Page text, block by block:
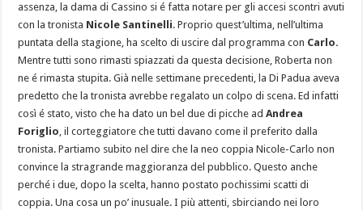
assenza, la dama di Cassino si é fatta notare per gli accesi scontri avuti
con la tronista Nicole Santinelli. Proprio quest’ultima, nell’ultima
puntata della stagione, ha scelto di uscire dal programma con Carlo.
Mentre tutti sono rimasti spiazzati da questa decisione, Roberta non
ne é rimasta stupita. Già nelle settimane precedenti, la Di Padua aveva
predetto che la tronista avrebbe regalato un colpo di scena. Ed infatti
così é stato, visto che ha dato un bel due di picche adAndrea
Foriglio, il corteggiatore che tutti davano come il preferito dalla
tronista. Partiamo subito nel dire che la neo coppia Nicole-Carlo non
convince la stragrande maggioranza del pubblico. Questo anche
perché i due, dopo la scelta, hanno postato pochissimi scatti di
coppia. Una cosa un po’ inusuale. I più attenti, sbirciando nei loro